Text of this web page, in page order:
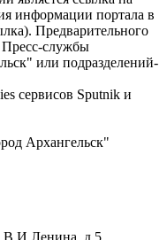
информации портала в
Предварительного
Пресс-службы
или подразделений-
сервисов Sputnik и
Архангельск"
В.И.Ленина, д.5